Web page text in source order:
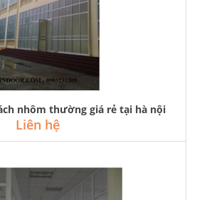
nhôm thường giá rẻ tại hà nội
Liên hệ